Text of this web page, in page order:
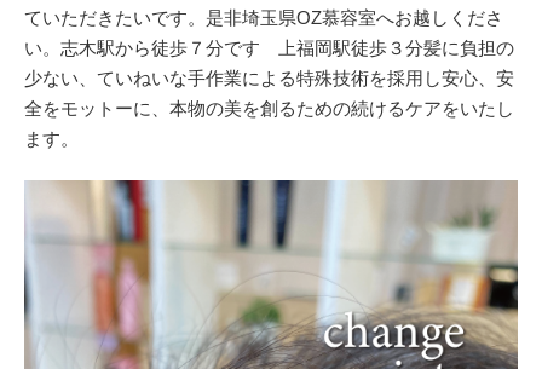
ていただきたいです。是非埼玉県OZ慕容室へお越しくださ
い。志木駅から徒歩７分です 上福岡駅徒歩３分髪に負担の
少ない、ていねいな手作業による特殊技術を採用し安心、安
全をモットーに、本物の美を創るための続けるケアをいたし
ます。